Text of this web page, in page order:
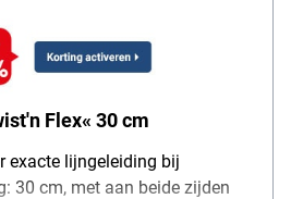
Flex« 30 cm
exacte lijngeleiding bij
30 cm, met aan beide zijden